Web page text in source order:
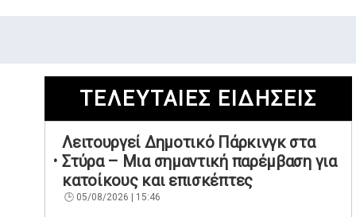
ΤΕΛΕΥΤΑΙΕΣ ΕΙΔΗΣΕΙΣ
Λειτουργεί Δημοτικό Πάρκινγκ στα
Στύρα – Μια σημαντική παρέμβαση για
κατοίκους και επισκέπτες
05/08/2026 | 15:46